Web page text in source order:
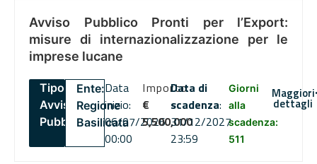
Avviso Pubblico Pronti per l’Export:
misure di internazionalizzazione per le
imprese lucane
Tipo:
Avviso
Pubblico
Ente:
Regione
Basilicata
Data
inizio:
06/07/2026
00:00
Importo
€
5,500,000
Data di
scadenza:
31/12/2027
23:59
Giorni
alla
scadenza:
511
Maggiori
dettagli